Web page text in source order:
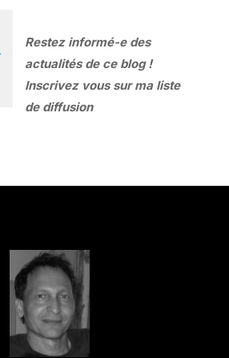
Restez informé-e des
actualités de ce blog !
Inscrivez vous sur ma liste
de diffusion